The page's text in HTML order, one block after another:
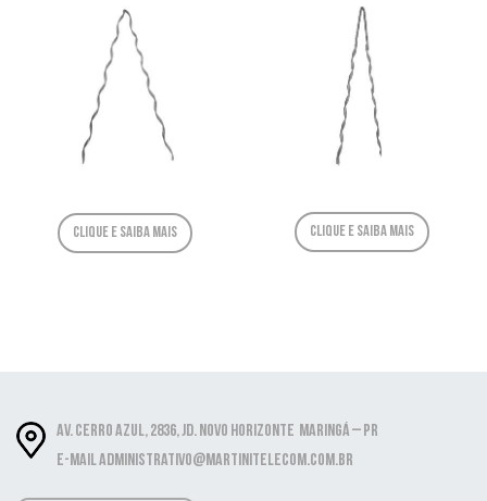
Clique e saiba mais Clique e saiba mais
Av. Cerro Azul, 2836, Jd. Novo Horizonte Maringá – PR
E-mail administrativo@martinitelecom.com.br